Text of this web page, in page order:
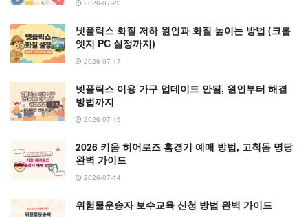
2026-07-20
넷플릭스 화질 저하 원인과 화질 높이는 방법 (크롬
엣지 PC 설정까지)
2026-07-17
넷플릭스 이용 가구 업데이트 안됨, 원인부터 해결
방법까지
2026-07-16
2026 키움 히어로즈 홈경기 예매 방법, 고척돔 명당
완벽 가이드
2026-07-14
위험물운송자 보수교육 신청 방법 완벽 가이드